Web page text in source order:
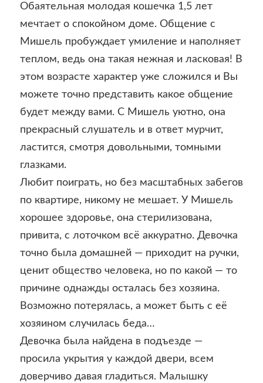
Обаятельная молодая кошечка 1,5 лет
мечтает о спокойном доме. Общение с
Мишель пробуждает умиление и наполняет
теплом, ведь она такая нежная и ласковая! В
этом возрасте характер уже сложился и Вы
можете точно представить какое общение
будет между вами. С Мишель уютно, она
прекрасный слушатель и в ответ мурчит,
ластится, смотря довольными, томными
глазками.
Любит поиграть, но без масштабных забегов
по квартире, никому не мешает. У Мишель
хорошее здоровье, она стерилизована,
привита, с лоточком всё аккуратно. Девочка
точно была домашней — приходит на ручки,
ценит общество человека, но по какой — то
причине однажды осталась без хозяина.
Возможно потерялась, а может быть с её
хозяином случилась беда…
Девочка была найдена в подъезде —
просила укрытия у каждой двери, всем
доверчиво давая гладиться. Малышку